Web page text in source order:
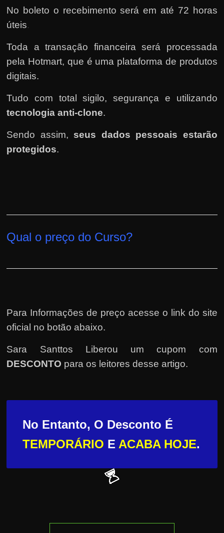
No boleto o recebimento será em até 72 horas
úteis.
Toda a transação financeira será processada
pela Hotmart, que é uma plataforma de produtos
digitais.
Tudo com total sigilo, segurança e utilizando
tecnologia anti-clone.
Sendo assim, seus dados pessoais estarão
protegidos.
Qual o preço do Curso?
Para Informações de preço acesse o link do site
oficial no botão abaixo.
Sara Santtos Liberou um cupom com
DESCONTO para os leitores desse artigo.
No Entanto, O Desconto É
TEMPORÁRIO E ACABA HOJE.